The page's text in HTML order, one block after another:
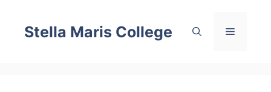
content
Stella Maris College Menu